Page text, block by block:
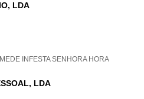
LDA
INFESTA SENHORA HORA
LDA